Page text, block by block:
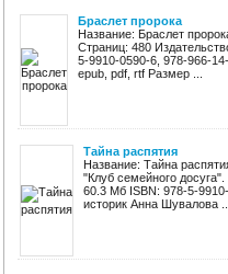
Браслет пророка
Название: Браслет
Страниц: 480
5-9910-0590-6, 978-966-
epub, pdf, rtf Размер ...
Тайна распятия
Название: Тайна
"Клуб семейного
60.3 Мб ISBN: 978-5-
историк Анна Шувалова